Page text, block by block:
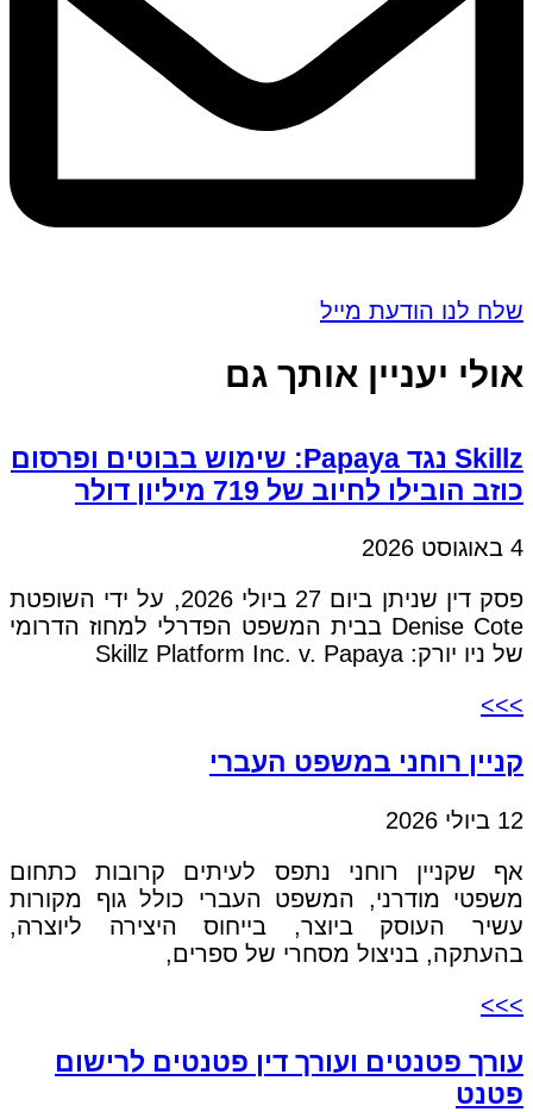
שלח לנו הודעת מייל
אולי יעניין אותך גם
Skillz נגד Papaya: שימוש בבוטים ופרסום
כוזב הובילו לחיוב של 719 מיליון דולר
4 באוגוסט 2026
פסק דין שניתן ביום 27 ביולי 2026, על ידי השופטת
Denise Cote בבית המשפט הפדרלי למחוז הדרומי
של ניו יורק: Skillz Platform Inc. v. Papaya
>>>
קניין רוחני במשפט העברי
12 ביולי 2026
אף שקניין רוחני נתפס לעיתים קרובות כתחום
משפטי מודרני, המשפט העברי כולל גוף מקורות
עשיר העוסק ביוצר, בייחוס היצירה ליוצרה,
בהעתקה, בניצול מסחרי של ספרים,
>>>
עורך פטנטים ועורך דין פטנטים לרישום
פטנט